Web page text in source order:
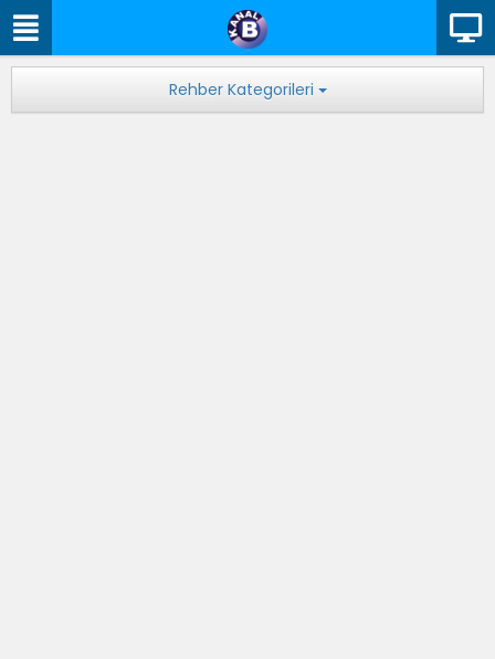
Rehber Kategorileri